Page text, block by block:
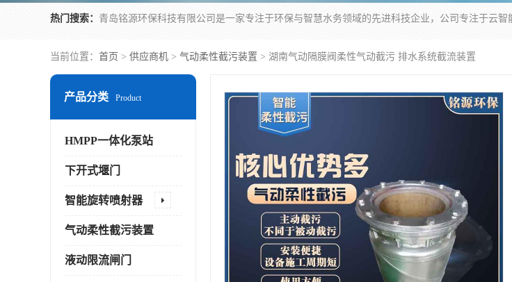
热门搜索：
当前位置： 首页 > 供应商机 > 气动柔性截污装置 > 湖南气动隔膜阀柔性气动截污 排水系统截流装置
产品分类 Product
HMPP一体化泵站
下开式堰门
智能旋转喷射器
气动柔性截污装置
液动限流闸门